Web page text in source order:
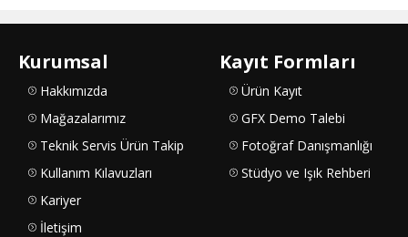
Kurumsal
Hakkımızda
Mağazalarımız
Teknik Servis Ürün Takip
Kullanım Kılavuzları
Kariyer
İletişim
Kayıt Formları
Ürün Kayıt
GFX Demo Talebi
Fotoğraf Danışmanlığı
Stüdyo ve Işık Rehberi